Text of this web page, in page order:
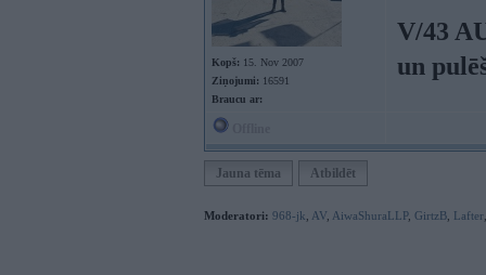
Kopš: 15. Nov 2007
Ziņojumi: 16591
Braucu ar:
V/43
un
Jauna tēma Atbildēt
Moderatori: 968-jk AV AiwaShuraLLP, GirtzB Lafter